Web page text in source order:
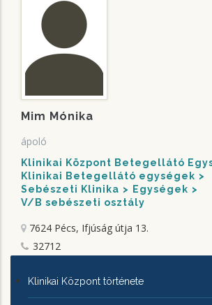
Mim Mónika
ápoló
Klinikai Központ Betegellátó
Klinikai Betegellátó egységek
Sebészeti Klinika
Egységek
V/B sebészeti osztály
7624 Pécs, Ifjúság útja 13.
32712
KLINIKAI
KÖZPONTRÓL
Klinikai Központ története